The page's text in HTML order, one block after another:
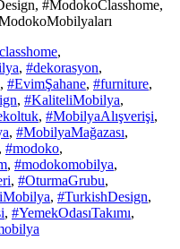
#ModokoClasshome,
,
, #dekorasyon,
, #EvimŞahane, #furniture,
, #KaliteliMobilya,
, #MobilyaAlışverişi,
, #MobilyaMağazası,
, #modoko,
, #modokomobilya,
, #OturmaGrubu,
, #TurkishDesign,
, #YemekOdasıTakımı,